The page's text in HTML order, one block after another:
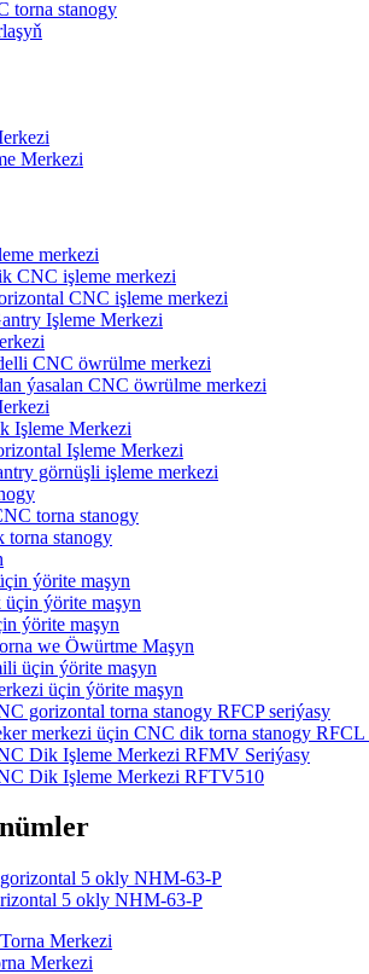
torna stanogy
Merkezi
merkezi
CNC işleme merkezi
CNC işleme merkezi
Işleme Merkezi
CNC öwrülme merkezi
ýasalan CNC öwrülme merkezi
Işleme Merkezi
Işleme Merkezi
görnüşli işleme merkezi
torna stanogy
torna stanogy
ýörite maşyn
ýörite maşyn
ýörite maşyn
we Öwürtme Maşyn
üçin ýörite maşyn
üçin ýörite maşyn
gorizontal torna stanogy RFCP seriýasy
merkezi üçin CNC dik torna stanogy RFCL
Dik Işleme Merkezi RFMV Seriýasy
Dik Işleme Merkezi RFTV510
5 okly NHM-63-P
Merkezi